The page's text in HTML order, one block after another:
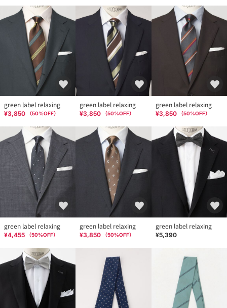
green label relaxing
¥3,850 （50%OFF）
green label relaxing
¥3,850 （50%OFF）
green label relaxing
¥3,850 （50%OFF）
green label relaxing
¥4,455 （50%OFF）
green label relaxing
¥3,850 （50%OFF）
green label relaxing
¥5,390